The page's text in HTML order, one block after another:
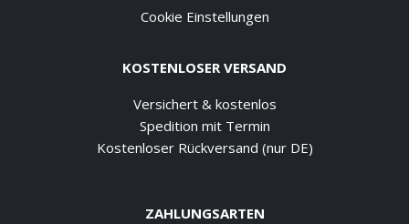
Cookie Einstellungen
KOSTENLOSER VERSAND
Versichert & kostenlos
Spedition mit Termin
Kostenloser Rückversand (nur DE)
ZAHLUNGSARTEN